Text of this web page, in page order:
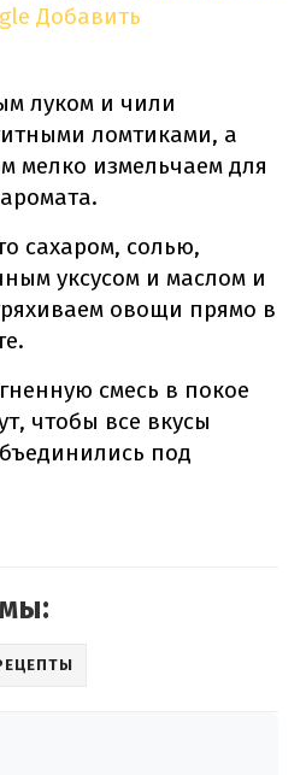
Добавить
луком и чили
ломтиками, а
мелко измельчаем для
сахаром, солью,
уксусом и маслом и
овощи прямо в
смесь в покое
чтобы все вкусы
под